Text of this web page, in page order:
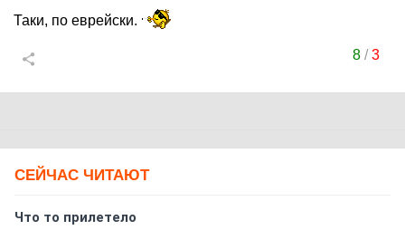
Таки, по еврейски.
8/3
СЕЙЧАС ЧИТАЮТ
Что то прилетело